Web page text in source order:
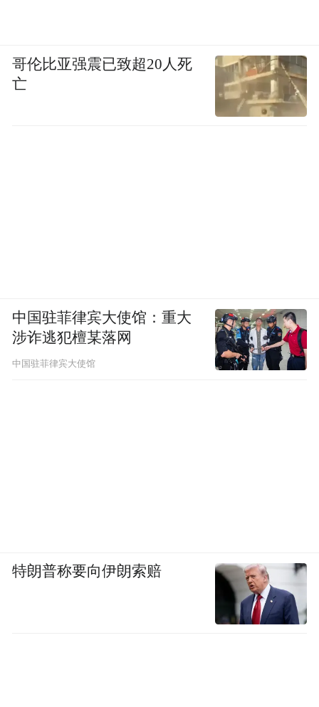
哥伦比亚强震已致超20人死
亡
中国驻菲律宾大使馆：重大
涉诈逃犯檀某落网
中国驻菲律宾大使馆
特朗普称要向伊朗索赔